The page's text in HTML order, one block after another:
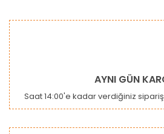
Bu ürüne ilk yorumu
Ürün açıklamasında eksik bilgiler
Ürün bilgilerinde hatalar bulunuyor.
AYNI GÜN
Saat 14:00'e kadar verdiğiniz